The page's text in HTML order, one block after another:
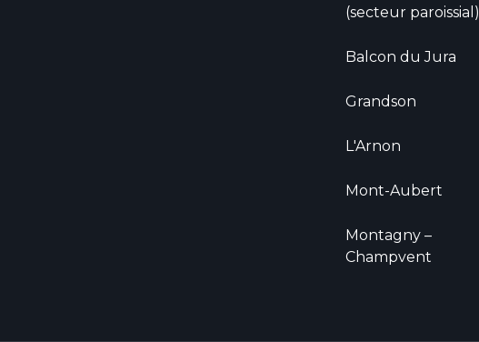
(secteur paroissial)
Balcon du Jura
Grandson
L'Arnon
Mont-Aubert
Montagny –
Champvent